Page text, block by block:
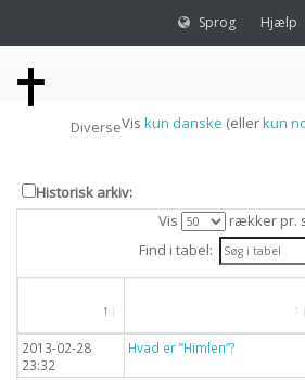
Sprog Hjælp
DiverseVis kun danske (ellerkun
Historisk arkiv:
Vis
rækker pr.
Find i tabel:
2013-02-28
23:32
Hvad er ”Himlen”?